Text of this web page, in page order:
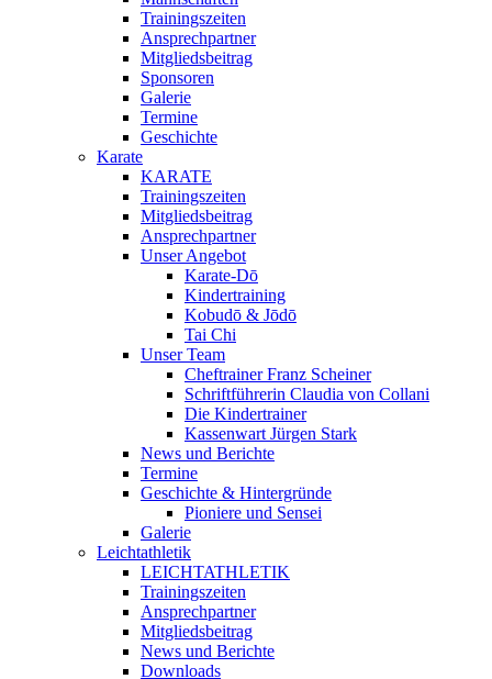
Trainingszeiten
Ansprechpartner
Mitgliedsbeitrag
Sponsoren
Galerie
Termine
Geschichte
Karate
KARATE
Trainingszeiten
Mitgliedsbeitrag
Ansprechpartner
Unser Angebot
Karate-Dō
Kindertraining
Kobudō & Jōdō
Tai Chi
Unser Team
Cheftrainer Franz Scheiner
Schriftführerin Claudia von Collani
Die Kindertrainer
Kassenwart Jürgen Stark
News und Berichte
Termine
Geschichte & Hintergründe
Pioniere und Sensei
Galerie
Leichtathletik
LEICHTATHLETIK
Trainingszeiten
Ansprechpartner
Mitgliedsbeitrag
News und Berichte
Downloads